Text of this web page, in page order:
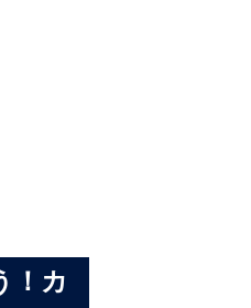
！カ